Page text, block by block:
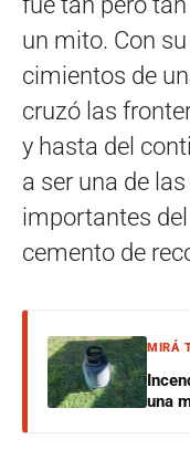
un mito. Con
cimientos de
cruzó las
y hasta del
a ser una de
importantes
cemento de
MIRÁ
una